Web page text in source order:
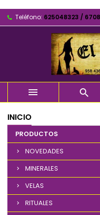
Teléfono: 625048323 /
 
INICIO
PRODUCTOS
NOVEDADES
MINERALES
VELAS
RITUALES